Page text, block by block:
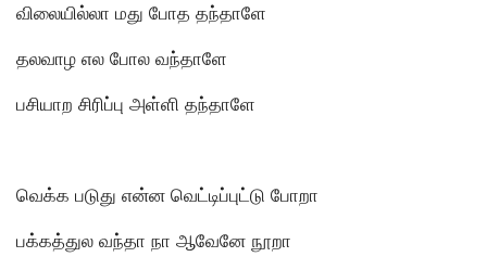
விலையில்லா மது போத தந்தாளே
தலவாழ எல போல வந்தாளே
பசியாற சிரிப்பு அள்ளி தந்தாளே
வெக்க படுது என்ன வெட்டிப்புட்டு போறா
பக்கத்துல வந்தா நா ஆவேனே நூறா